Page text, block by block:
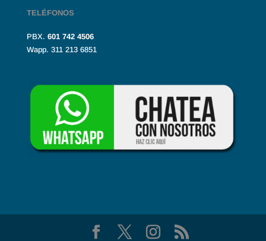
TELÉFONOS
PBX. 601 742 4506
Wapp. 311 213 6851